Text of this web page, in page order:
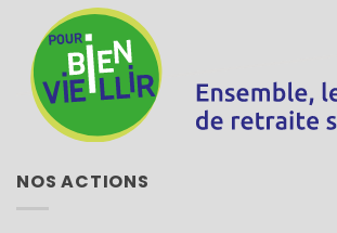
NOS ACTIONS